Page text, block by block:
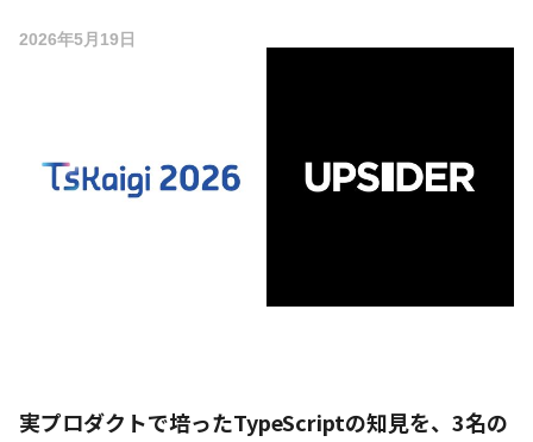
2026年5月19日
実プロダクトで培ったTypeScriptの知見を、3名の